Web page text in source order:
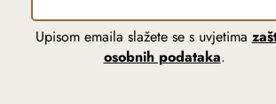
Upisom emaila slažete se s uvjetima
osobnih podataka.